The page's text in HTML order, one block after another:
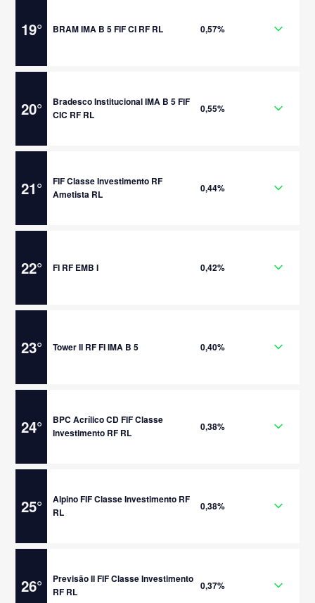
19° BRAM IMA B 5 FIF CI RF RL 0,57%
20°
Bradesco Institucional IMA B 5 FIF
CIC RF RL
0,55%
21°
FIF Classe Investimento RF
Ametista RL
0,44%
22° FI RF EMB I 0,42%
23° Tower II RF FI IMA B 5 0,40%
24°
BPC Acrílico CD FIF Classe
Investimento RF RL
0,38%
25°
Alpino FIF Classe Investimento RF
RL
0,38%
26°
Previsão II FIF Classe Investimento
RF RL
0,37%